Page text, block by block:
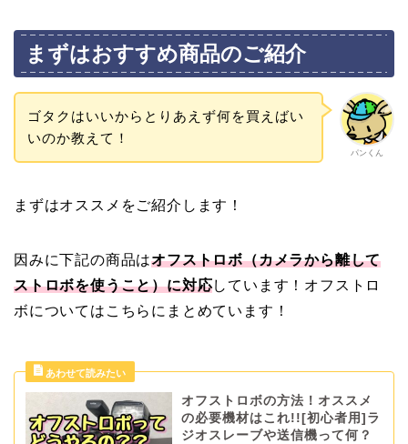
まずはおすすめ商品のご紹介
パンくん
ゴタクはいいからとりあえず何を買えばい
いのか教えて！
まずはオススメをご紹介します！
因みに下記の商品はオフストロボ（カメラから離して
ストロボを使うこと）に対応しています！オフストロ
ボについてはこちらにまとめています！
オフストロボの方法！オススメ
の必要機材はこれ!![初心者用]ラ
ジオスレーブや送信機って何？